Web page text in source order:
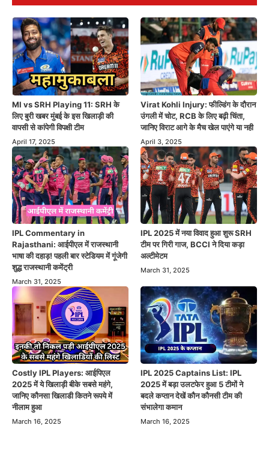
MI vs SRH Playing 11: SRH के
लिए बुरी खबर मुंबई के इस खिलाड़ी की
वापसी से कांपेगी विपक्षी टीम
April 17, 2025
Virat Kohli Injury: फील्डिंग के दौरान
उंगली में चोट, RCB के लिए बढ़ी चिंता,
जानिए विराट आगे के मैच खेल पाएंगे या नही
April 3, 2025
IPL Commentary in
Rajasthani: आईपीएल में राजस्थानी
भाषा की दहाड़! पहली बार स्टेडियम में गूंजेगी
शुद्ध राजस्थानी कमेंट्री
March 31, 2025
IPL 2025 में नया विवाद हुआ शुरू SRH
टीम पर गिरी गाज, BCCI ने दिया कड़ा
अल्टीमेटम
March 31, 2025
Costly IPL Players: आईपिएल
2025 में ये खिलाड़ी बीके सबसे महंगे,
जानिए कौनसा खिलाडी कितने रूपये में
नीलाम हुआ
March 16, 2025
IPL 2025 Captains List: IPL
2025 में बड़ा उलटफेर हुआ 5 टीमों ने
बदले कप्तान देखें कौन कौनसी टीम की
संभालेगा कमान
March 16, 2025